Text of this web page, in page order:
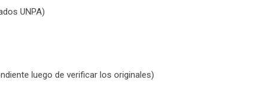
UNPA)
luego de verificar los originales)